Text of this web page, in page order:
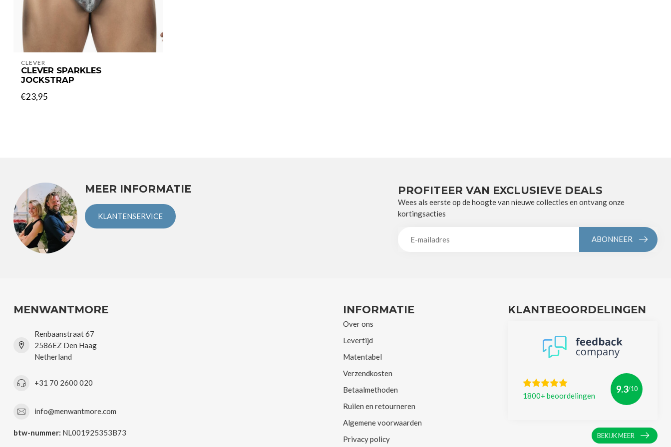
CLEVER
CLEVER SPARKLES
JOCKSTRAP
€23,95
MEER INFORMATIE
KLANTENSERVICE
PROFITEER VAN EXCLUSIEVE DEALS
Wees als eerste op de hoogte van nieuwe collecties en ontvang onze
kortingsacties
ABONNEER
MENWANTMORE
Renbaanstraat 67
2586EZ Den Haag
Netherland
+31 70 2600 020
info@menwantmore.com
btw-nummer: NL001925353B73
INFORMATIE
Over ons
Levertijd
Matentabel
Verzendkosten
Betaalmethoden
Ruilen en retourneren
Algemene voorwaarden
Privacy policy
KLANTBEOORDELINGEN
1800+ beoordelingen
9.3/10
BEKIJK MEER